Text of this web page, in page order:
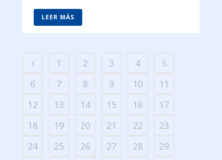
LEER MÁS
1 2 3 4
5
6
7 8 9 10
11
12
13 14 15 16
17
18
19 20 21 22
23
24
25 26 27 28
29